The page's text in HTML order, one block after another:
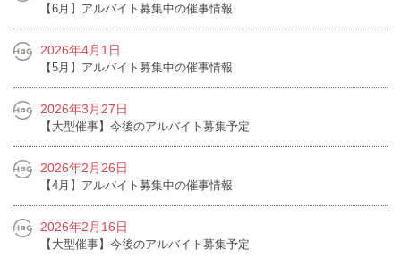
【6月】アルバイト募集中の催事情報
2026年4月1日
【5月】アルバイト募集中の催事情報
2026年3月27日
【大型催事】今後のアルバイト募集予定
2026年2月26日
【4月】アルバイト募集中の催事情報
2026年2月16日
【大型催事】今後のアルバイト募集予定